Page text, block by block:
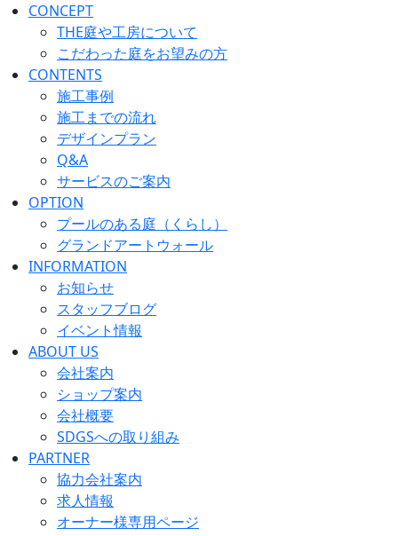
CONCEPT
THE庭や工房について
こだわった庭をお望みの方
CONTENTS
施工事例
施工までの流れ
デザインプラン
Q&A
サービスのご案内
OPTION
プールのある庭（くらし）
グランドアートウォール
INFORMATION
お知らせ
スタッフブログ
イベント情報
ABOUT US
会社案内
ショップ案内
会社概要
SDGSへの取り組み
PARTNER
協力会社案内
求人情報
オーナー様専用ページ